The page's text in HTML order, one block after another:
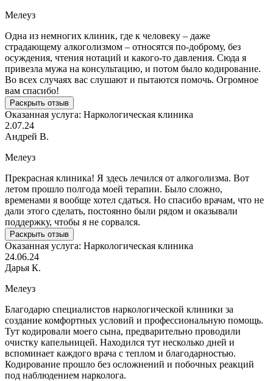
Мелеуз
Одна из немногих клиник, где к человеку – даже
страдающему алкоголизмом – относятся по-доброму, без
осуждения, чтения нотаций и какого-то давления. Сюда я
привезла мужа на консультацию, и потом было кодирование.
Во всех случаях вас слушают и пытаются помочь. Огромное
вам спасибо!
Раскрыть отзыв
Оказанная услуга: Наркологическая клиника
2.07.24
Андрей В.
Мелеуз
Прекрасная клиника! Я здесь лечился от алкоголизма. Вот
летом прошло полгода моей терапии. Было сложно,
временами я вообще хотел сдаться. Но спасибо врачам, что не
дали этого сделать, постоянно были рядом и оказывали
поддержку, чтобы я не сорвался.
Раскрыть отзыв
Оказанная услуга: Наркологическая клиника
24.06.24
Дарья К.
Мелеуз
Благодарю специалистов наркологической клиники за
создание комфортных условий и профессиональную помощь.
Тут кодировали моего сына, предварительно проводили
очистку капельницей. Находился тут несколько дней и
вспоминает каждого врача с теплом и благодарностью.
Кодирование прошло без осложнений и побочных реакций
под наблюдением нарколога.